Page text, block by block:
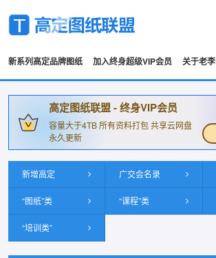
新系列高定品牌图纸 加入终身超级VIP会员 关于老李
高定图纸联盟 - 终身VIP会员
容量大于4TB 所有资料打包 共享云网盘
永久更新
新增高定 广交会名录
“图纸”类 “课程”类
“培训类”